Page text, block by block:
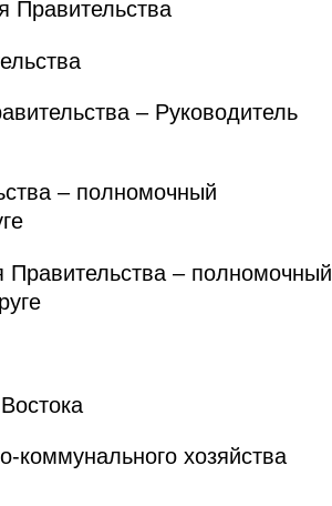
– Руководитель
– полномочный
– полномочный
хозяйства